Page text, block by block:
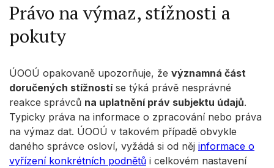
Právo na výmaz, stížnosti a
pokuty
ÚOOÚ opakovaně upozorňuje, že významná část
doručených stížnostíse týká právě nesprávné
reakce správců na uplatnění práv subjektu údajů.
Typicky práva na informace o zpracování nebo práva
na výmaz dat. ÚOOÚ v takovém případě obvykle
daného správce osloví, vyžádá si od něj informace o
vyřízení konkrétních podnětů i celkovém nastavení